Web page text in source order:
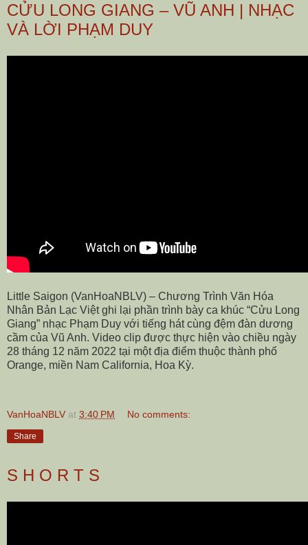
CỬU LONG GIANG – VŨ ANH | NHẠC
VÀ LỜI PHẠM DUY
Little Saigon (VanHoaNBLV) – Chương Trình Văn Hóa
Nhân Bản Lạc Việt ghi lại phần trình bày ca khúc “Cửu Long
Giang” nhạc Phạm Duy với tiếng hát cùng đệm đàn dương
cầm của Vũ Anh. Video clip được thực hiện vào chiều ngày
28 tháng 12 năm 2022 tại một địa điểm thuộc thành phố
Orange, miền Nam California, Hoa Kỳ.
VanHoaNBLV at 3:40 PM No comments:
Share
S H O R T S